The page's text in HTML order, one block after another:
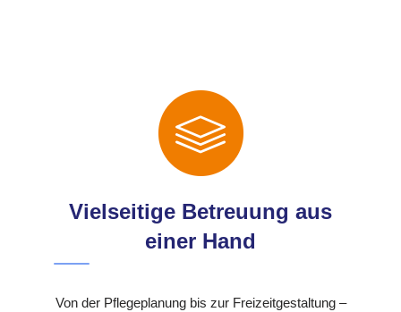
Vielseitige Betreuung aus
einer Hand
Von der Pflegeplanung bis zur Freizeitgestaltung –